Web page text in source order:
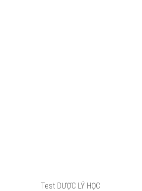
Test DƯỢC LÝ HỌC